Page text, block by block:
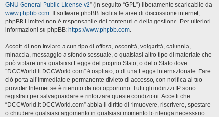
GNU General Public License v2” (in seguito “GPL”) liberamente scaricabile da
www.phpbb.com. Il software phpBB facilita le aree di discussione internet;
phpBB Limited non è responsabile dei contenuti e della gestione. Per ulteriori
informazioni su phpBB: https://www.phpbb.com.
Accetti di non inviare alcun tipo di offesa, oscenità, volgarità, calunnia,
minaccia, messaggio a sfondo sessuale, o qualsiasi altro tipo di materiale che
può violare una qualsiasi Legge del proprio Stato, o dello Stato dove
“DCCWorld.it DCCWorld.com” è ospitato, o di una Legge internazionale. Fare
ciò porta all’immediato e permanente divieto di accesso, con notifica al tuo
provider Internet se è ritenuto da noi opportuno. Tutti gli indirizzi IP sono
registrati per salvaguardare e rinforzare queste condizioni. Accetti che
“DCCWorld.it DCCWorld.com” abbia il diritto di rimuovere, riscrivere, spostare
o chiudere qualsiasi argomento in qualsiasi momento lo ritenga necessario.